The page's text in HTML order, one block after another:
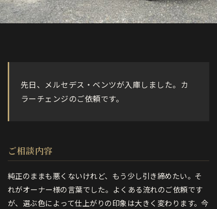
先日、メルセデス・ベンツが入庫しました。カ
ラーチェンジのご依頼です。
ご相談内容
純正のままも悪くないけれど、もう少し引き締めたい。そ
れがオーナー様の言葉でした。よくある流れのご依頼です
が、選ぶ色によって仕上がりの印象は大きく変わります。今